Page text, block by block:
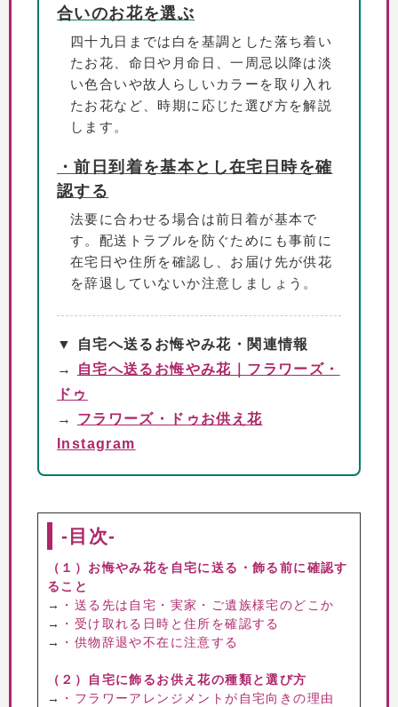
合いのお花を選ぶ
四十九日までは白を基調とした落ち着い
たお花、命日や月命日、一周忌以降は淡
い色合いや故人らしいカラーを取り入れ
たお花など、時期に応じた選び方を解説
します。
・前日到着を基本とし在宅日時を確
認する
法要に合わせる場合は前日着が基本で
す。配送トラブルを防ぐためにも事前に
在宅日や住所を確認し、お届け先が供花
を辞退していないか注意しましょう。
▼ 自宅へ送るお悔やみ花・関連情報
→
自宅へ送るお悔やみ花｜フラワーズ・
ドゥ
→ フラワーズ・ドゥお供え花
Instagram
-目次-
（１）お悔やみ花を自宅に送る・飾る前に確認す
ること
→
・送る先は自宅・実家・ご遺族様宅のどこか
→
・受け取れる日時と住所を確認する
→
・供物辞退や不在に注意する
（２）自宅に飾るお供え花の種類と選び方
→
・フラワーアレンジメントが自宅向きの理由